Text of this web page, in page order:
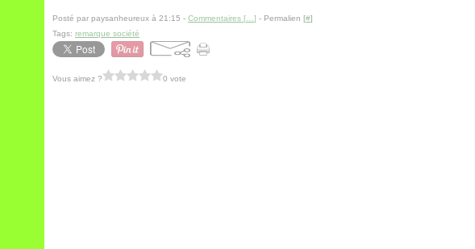
Posté par paysanheureux à 21:15 - Commentaires [ ] - Permalien [#]
Tags: remarque société
Vous aimez ? 0 vote